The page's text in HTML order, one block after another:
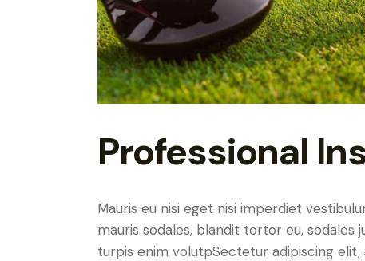
Professional
Mauris eu nisi eget nisi imperdiet
mauris sodales, blandit tortor eu,
turpis enim volutpSectetur adipiscing